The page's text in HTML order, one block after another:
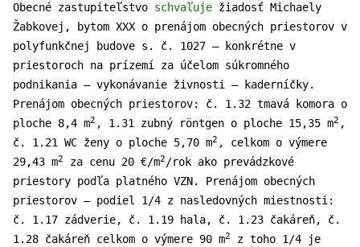
Obecné zastupiteľstvo schvaľuje žiadosť Michaely
Žabkovej, bytom XXX o prenájom obecných priestorov v
polyfunkčnej budove s. č. 1027 – konkrétne v
priestoroch na prízemí za účelom súkromného
podnikania – vykonávanie živnosti – kaderníčky.
Prenájom obecných priestorov: č. 1.32 tmavá komora o
ploche 8,4 m2 , 1.31 zubný röntgen o ploche 15,35 m2 ,
č. 1.21 WC ženy o ploche 5,70 m2 , celkom o výmere
29,43 m2 za cenu 20 €/m2 /rok ako prevádzkové
priestory podľa platného VZN. Prenájom obecných
priestorov – podiel 1/4 z nasledovných miestnosti:
č. 1.17 zádverie, č. 1.19 hala, č. 1.23 čakáreň, č.
1.28 čakáreň celkom o výmere 90 m2
z toho 1/4 je